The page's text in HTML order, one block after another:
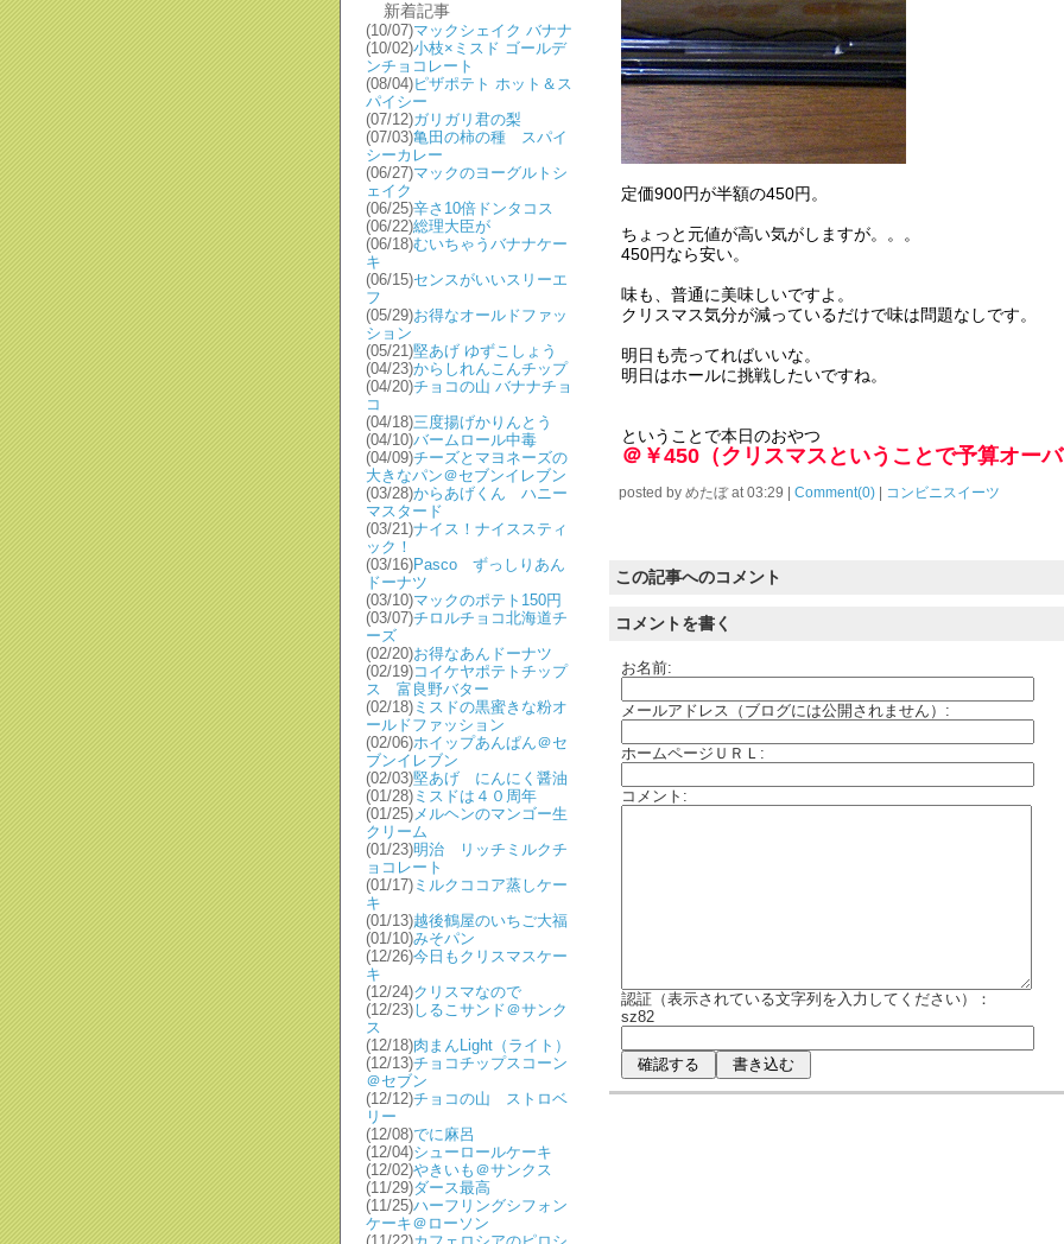
新着記事
(10/07)マックシェイク バナナ
(10/02)小枝×ミスド ゴールデ
ンチョコレート
(08/04)ピザポテト ホット＆ス
パイシー
(07/12)ガリガリ君の梨
(07/03)亀田の柿の種 スパイ
シーカレー
(06/27)マックのヨーグルトシ
ェイク
(06/25)辛さ10倍ドンタコス
(06/22)総理大臣が
(06/18)むいちゃうバナナケー
キ
(06/15)センスがいいスリーエ
フ
(05/29)お得なオールドファッ
ション
(05/21)堅あげ ゆずこしょう
(04/23)からしれんこんチップ
(04/20)チョコの山 バナナチョ
コ
(04/18)三度揚げかりんとう
(04/10)バームロール中毒
(04/09)チーズとマヨネーズの
大きなパン＠セブンイレブン
(03/28)からあげくん ハニー
マスタード
(03/21)ナイス！ナイススティ
ック！
(03/16)Pasco ずっしりあん
ドーナツ
(03/10)マックのポテト150円
(03/07)チロルチョコ北海道チ
ーズ
(02/20)お得なあんドーナツ
(02/19)コイケヤポテトチップ
ス 富良野バター
(02/18) ミスドの黒蜜きな粉オ
ールドファッション
(02/06)ホイップあんぱん＠セ
ブンイレブン
(02/03)堅あげ にんにく醤油
(01/28) ミスドは４０周年
(01/25)メルヘンのマンゴー生
クリーム
(01/23)明治 リッチミルクチ
ョコレート
(01/17) ミルクココア蒸しケー
キ
(01/13)越後鶴屋のいちご大福
(01/10)みそパン
(12/26)今日もクリスマスケー
キ
(12/24)クリスマなので
(12/23)しるこサンド＠サンク
ス
(12/18)肉まんLight（ライト）
(12/13)チョコチップスコーン
＠セブン
(12/12)チョコの山 ストロベ
リー
(12/08)でに麻呂
(12/04)シューロールケーキ
(12/02)やきいも＠サンクス
(11/29)ダース最高
(11/25)ハーフリングシフォン
ケーキ＠ローソン
定価900円が半額の450円。
ちょっと元値が高い気がしますが。。。
450円なら安い。
味も、普通に美味しいですよ。
クリスマス気分が減っているだけで味は問題なしです。
明日も売ってればいいな。
明日はホールに挑戦したいですね。
ということで本日のおやつ
＠￥450（クリスマスということで予算オー
posted by めたぼat 03:29 Comment(0) コンビニスイーツ
この記事へのコメント
コメントを書く
お名前:
メールアドレス（ブログには公開されません）:
ホームページＵＲＬ:
コメント:
認証（表示されている文字列を入力してください）：
sz82